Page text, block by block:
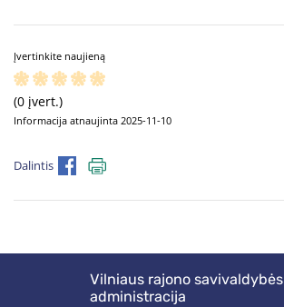
Įvertinkite naujieną
(0 įvert.)
Informacija atnaujinta 2025-11-10
Dalintis
Vilniaus rajono savivaldybės
administracija